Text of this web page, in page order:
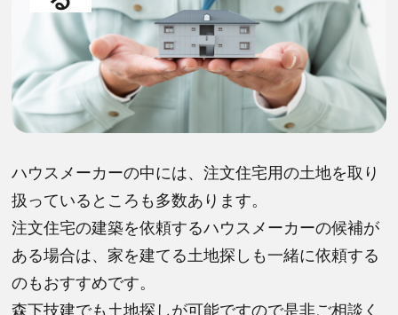
ハウスメーカーの中には、注文住宅用の土地を取り
扱っているところも多数あります。
注文住宅の建築を依頼するハウスメーカーの候補が
ある場合は、家を建てる土地探しも一緒に依頼する
のもおすすめです。
森下技建でも土地探しが可能ですので是非ご相談く